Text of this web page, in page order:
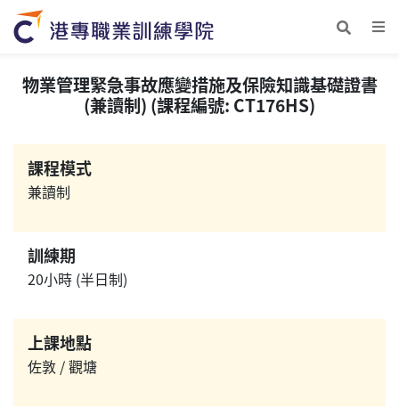
物業管理緊急事故應變措施及保險知識基礎證書
(兼讀制) (課程編號: CT176HS)
課程模式
兼讀制
訓練期
20小時 (半日制)
上課地點
佐敦 / 觀塘